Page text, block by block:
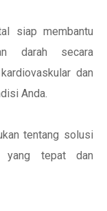
siap membantu
darah secara
dan
Anda.
tentang solusi
yang tepat dan